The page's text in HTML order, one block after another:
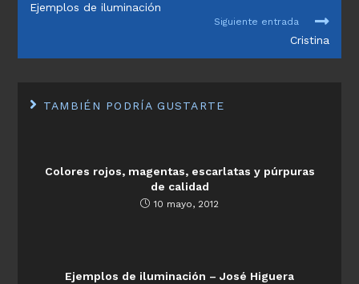
ARTÍCULOS
Ejemplos de iluminación
Siguiente entrada
Cristina
TAMBIÉN PODRÍA GUSTARTE
Colores rojos, magentas, escarlatas y púrpuras
de calidad
10 mayo, 2012
Ejemplos de iluminación – José Higuera